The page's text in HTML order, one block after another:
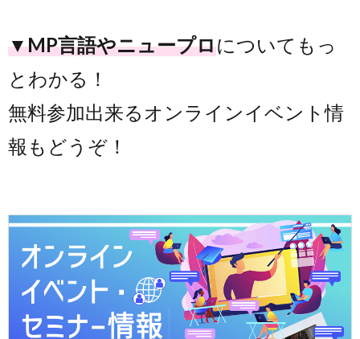
▼MP言語やニュープロについてもっ
とわかる！
無料参加出来るオンラインイベント情
報もどうぞ！